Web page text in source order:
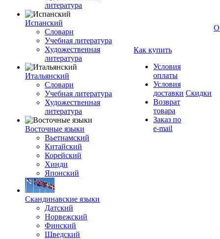
литература
Испанский
Словари
Учебная литература
Художественная
литература
Итальянский
Словари
Учебная литература
Художественная
литература
Восточные языки
Вьетнамский
Китайский
Корейский
Хинди
Японский
Скандинавские языки
Датский
Норвежский
Финский
Шведский
Как купить
Условия
оплаты
Условия
доставки
Возврат
товара
Заказ по
e-mail
Скидки
О